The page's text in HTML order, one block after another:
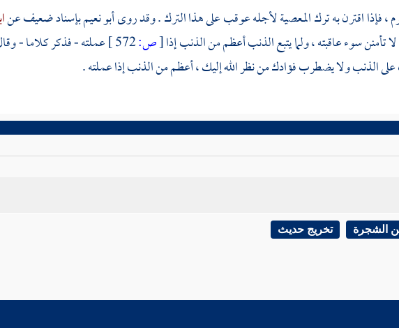
، فإذا اقترن به ترك المعصية لأجله عوقب على هذا الترك . وقد روىأبو نعيمبإسناد ضعيف عن
سوء عاقبته ، ولما يتبع الذنب أعظم من الذنب إذا[ص:
عملته - فذكر كلاما -
الذنب ولا يضطرب فؤادك من نظر الله إليك ، أعظم من الذنب إذا عملته .
الشجرة تخريج حديث